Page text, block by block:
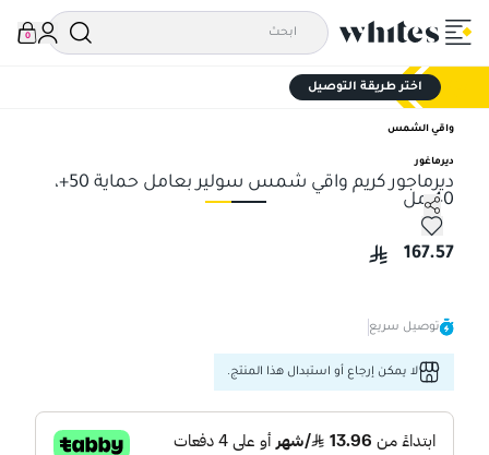
0
اختر طريقة التوصيل
واقي الشمس
ديرماغور
ديرماجور كريم واقي شمس سولير بعامل حماية 50+،
40 مل
ديرماجور كريم واقي شمس سولير بعامل حماية 50+، 40 مل
167.57
توصيل سريع
لا يمكن إرجاع أو استبدال هذا المنتج.